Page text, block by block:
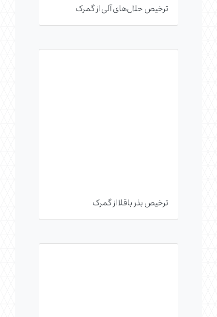
ترخیص حلال‌های آلی از گمرک
ترخیص بذر باقلا از گمرک